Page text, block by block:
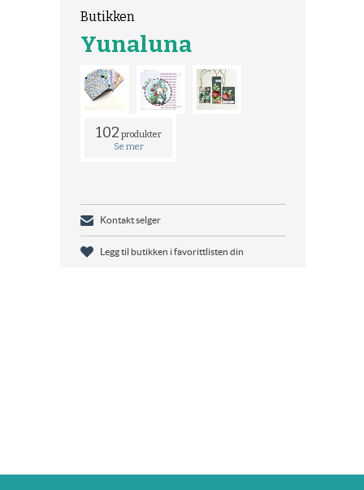
Butikken
Yunaluna
102 produkter
Se mer
Kontakt selger
Legg til butikken i favorittlisten din